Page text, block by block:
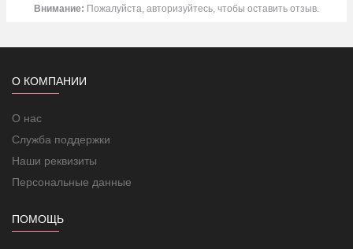
Внимание: Пожалуйста, авторизуйтесь, чтобы оставить отзыв.
О КОМПАНИИ
О нас
Служба поддержки
Наши реквизиты
Персональные данные
ПОМОЩЬ